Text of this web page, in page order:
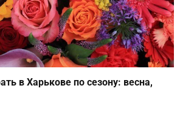
в Харькове по сезону: весна,